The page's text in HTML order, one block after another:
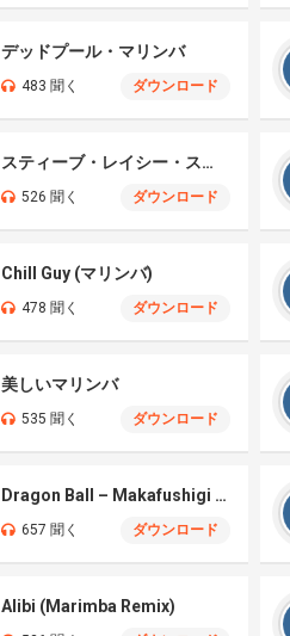
デッドプール・マリンバ
483 聞く ダウンロード
スティーブ・レイシー・スタティック（マリンバ）
526 聞く ダウンロード
Chill Guy (マリンバ)
478 聞く ダウンロード
美しいマリンバ
535 聞く ダウンロード
Dragon Ball – Makafushigi Adventure (マリンバ)
657 聞く ダウンロード
Alibi (Marimba Remix)